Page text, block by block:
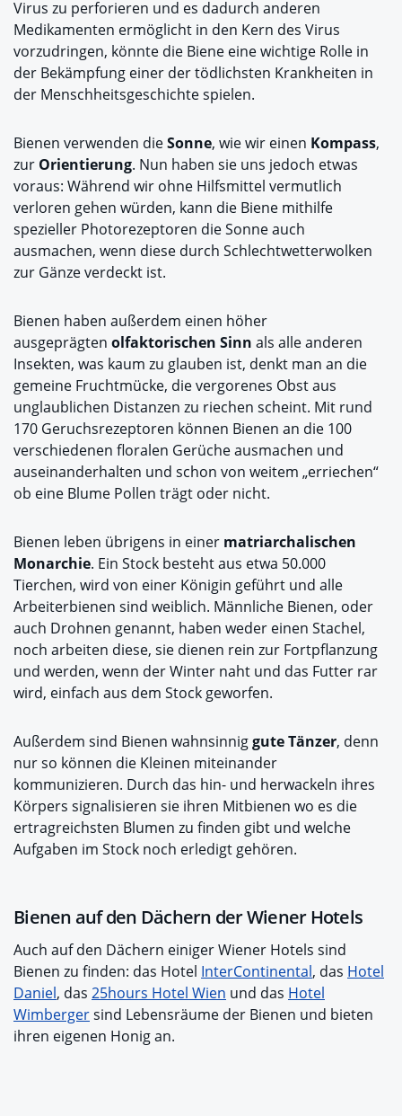
Virus zu perforieren und es dadurch anderen
Medikamenten ermöglicht in den Kern des Virus
vorzudringen, könnte die Biene eine wichtige Rolle in
der Bekämpfung einer der tödlichsten Krankheiten in
der Menschheitsgeschichte spielen.
Bienen verwenden dieSonne, wie wir einen Kompass,
zur Orientierung. Nun haben sie uns jedoch etwas
voraus: Während wir ohne Hilfsmittel vermutlich
verloren gehen würden, kann die Biene mithilfe
spezieller Photorezeptoren die Sonne auch
ausmachen, wenn diese durch Schlechtwetterwolken
zur Gänze verdeckt ist.
Bienen haben außerdem einen höher
ausgeprägten olfaktorischen Sinn als alle anderen
Insekten, was kaum zu glauben ist, denkt man an die
gemeine Fruchtmücke, die vergorenes Obst aus
unglaublichen Distanzen zu riechen scheint. Mit rund
170 Geruchsrezeptoren können Bienen an die 100
verschiedenen floralen Gerüche ausmachen und
auseinanderhalten und schon von weitem „erriechen“
ob eine Blume Pollen trägt oder nicht.
Bienen leben übrigens in einer matriarchalischen
Monarchie. Ein Stock besteht aus etwa 50.000
Tierchen, wird von einer Königin geführt und alle
Arbeiterbienen sind weiblich. Männliche Bienen, oder
auch Drohnen genannt, haben weder einen Stachel,
noch arbeiten diese, sie dienen rein zur Fortpflanzung
und werden, wenn der Winter naht und das Futter rar
wird, einfach aus dem Stock geworfen.
Außerdem sind Bienen wahnsinniggute Tänzer, denn
nur so können die Kleinen miteinander
kommunizieren. Durch das hin- und herwackeln ihres
Körpers signalisieren sie ihren Mitbienen wo es die
ertragreichsten Blumen zu finden gibt und welche
Aufgaben im Stock noch erledigt gehören.
Bienen auf den Dächern der Wiener Hotels
Auch auf den Dächern einiger Wiener Hotels sind
Bienen zu finden: das Hotel InterContinental, das Hotel
Daniel, das 25hours Hotel Wien und das Hotel
Wimbergersind Lebensräume der Bienen und bieten
ihren eigenen Honig an.